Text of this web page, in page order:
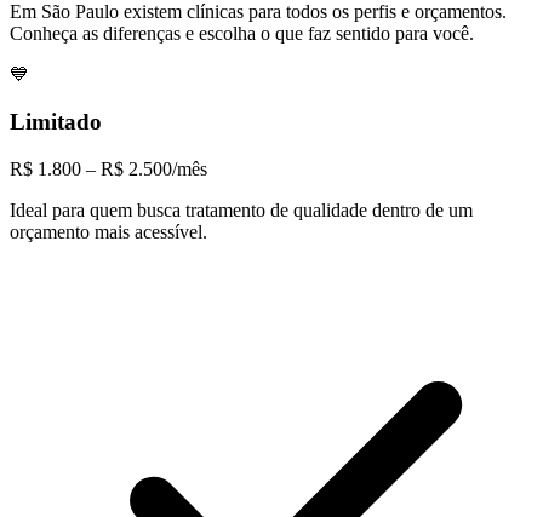
Em São Paulo existem clínicas para todos os perfis e orçamentos.
Conheça as diferenças e escolha o que faz sentido para você.
💙
Limitado
R$ 1.800 – R$ 2.500/mês
Ideal para quem busca tratamento de qualidade dentro de um
orçamento mais acessível.